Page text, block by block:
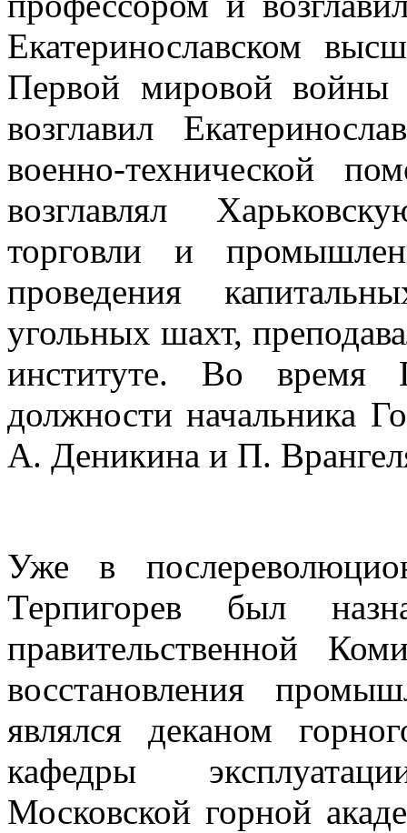
Екатеринославском
Первой мировой
возглавил
военно-технической
возглавлял
торговли и
проведения
угольных шахт,
институте. Во время
должности начальника
А. Деникина и П.
Уже в
Терпигорев был
правительственной
восстановления
являлся деканом
кафедры
Московской горной